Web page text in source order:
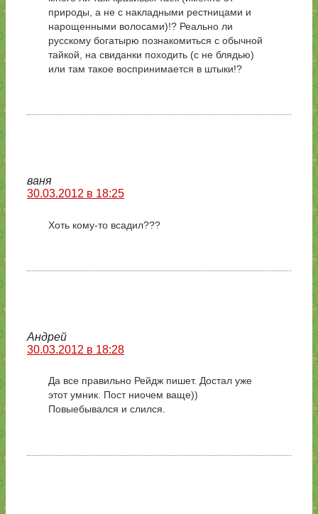
природы, а не с накладными рестницами и
нарощенными волосами)!? Реально ли
русскому богатырю познакомиться с обычной
тайкой, на свиданки походить (с не блядью)
или там такое воспринимается в штыки!?
ваня
30.03.2012 в 18:25
Хоть кому-то всадил???
Андрей
30.03.2012 в 18:28
Да все правильно Рейдж пишет. Достал уже
этот умник. Пост ниочем ваще))
Повыебывался и слился.